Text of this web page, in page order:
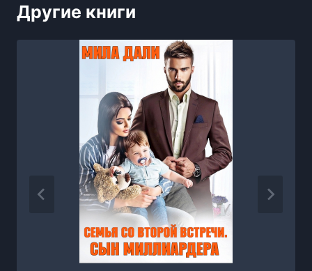
Другие книги